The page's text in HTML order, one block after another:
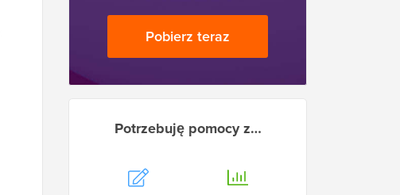
Pobierz teraz
Potrzebuję pomocy z…